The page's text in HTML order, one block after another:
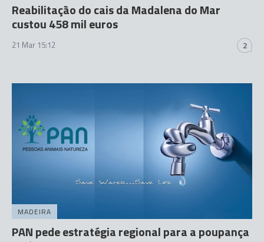
Reabilitação do cais da Madalena do Mar
custou 458 mil euros
21 Mar 15:12 2
MADEIRA
PAN pede estratégia regional para a poupança